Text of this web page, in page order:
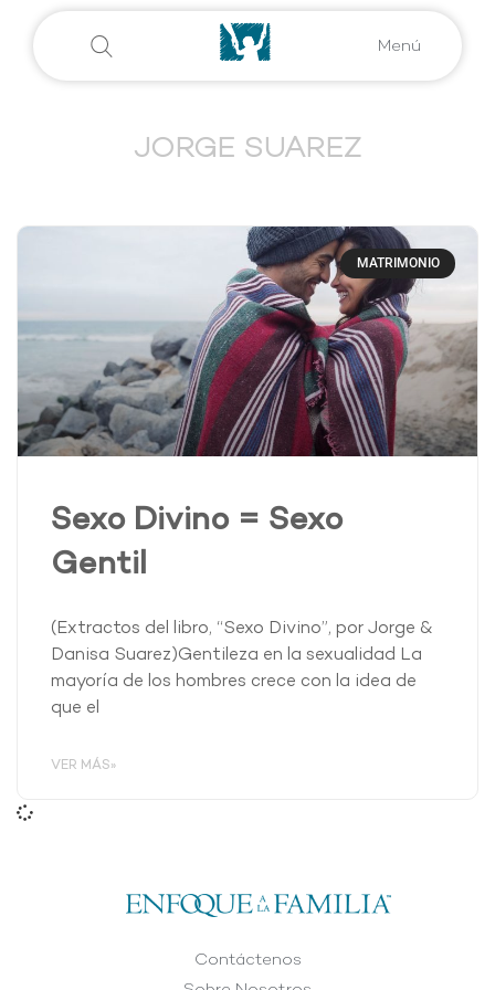
Menú
JORGE SUAREZ
MATRIMONIO
Sexo Divino = Sexo
Gentil
(Extractos del libro, “Sexo Divino”, por Jorge &
Danisa Suarez)Gentileza en la sexualidad La
mayoría de los hombres crece con la idea de
que el
VER MÁS»
Contáctenos